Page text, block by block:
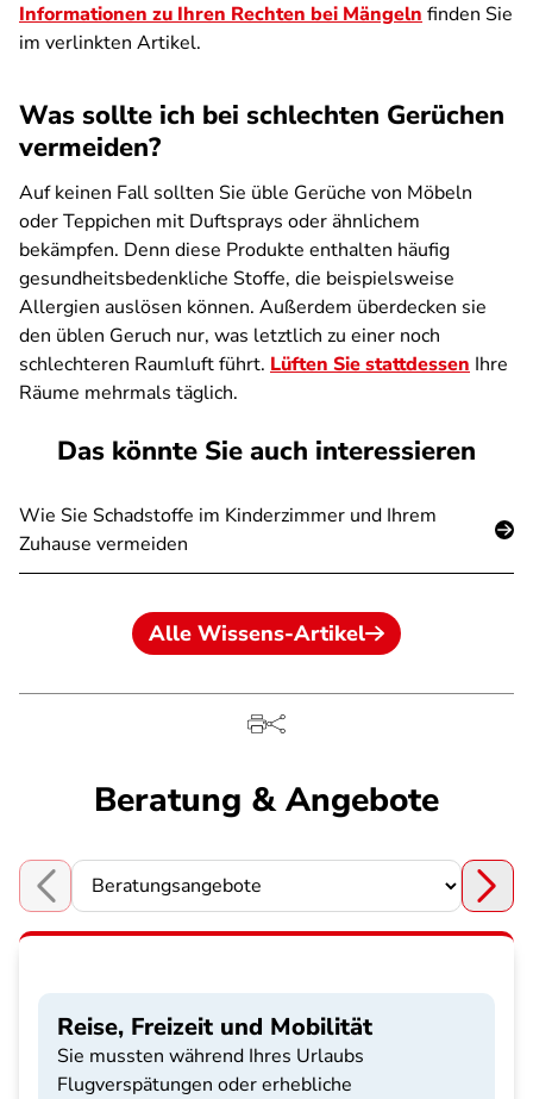
Informationen zu Ihren Rechten bei Mängeln finden Sie
im verlinkten Artikel.
Was sollte ich bei schlechten Gerüchen
vermeiden?
Auf keinen Fall sollten Sie üble Gerüche von Möbeln
oder Teppichen mit Duftsprays oder ähnlichem
bekämpfen. Denn diese Produkte enthalten häufig
gesundheitsbedenkliche Stoffe, die beispielsweise
Allergien auslösen können. Außerdem überdecken sie
den üblen Geruch nur, was letztlich zu einer noch
schlechteren Raumluft führt. Lüften Sie stattdessen Ihre
Räume mehrmals täglich.
Das könnte Sie auch interessieren
Wie Sie Schadstoffe im Kinderzimmer und Ihrem
Zuhause vermeiden
Alle Wissens-Artikel
Beratung & Angebote
Choose a section
Reise, Freizeit und Mobilität
Sie mussten während Ihres Urlaubs
Flugverspätungen oder erhebliche